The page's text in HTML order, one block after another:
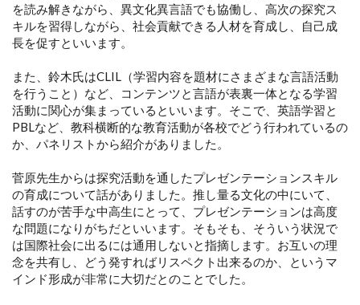
を読み解きながら、異文化異言語でも協働し、高次の探究ス
キルを習得しながら、社会貢献できる人材を育成し、自己成
長を促すといいます。
また、鈴木氏はCLIL（学習内容を題材にさまざまな言語活動
を行うこと）など、コンテンツと言語が表裏一体となる学習
活動に関心が集まっているといいます。そこで、英語学習と
PBLなど、教科横断的な教育活動が各校でどう行われているの
か、パネリストから紹介がありました。
菅原先生からは探究活動を通したプレゼンテーションスキル
の育成について話がありました。推し量る文化の中にいて、
話すのが苦手な中高生にとって、プレゼンテーションは高度
な問題になりがちだといいます。そもそも、そういう状況で
は国際社会に出るには通用しないと指摘します。お互いの理
念を共有し、どう発すればリスペクト出来るのか、というマ
インド形成が非常に大切だとのことでした。